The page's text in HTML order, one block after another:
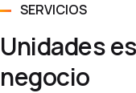
SERVICIOS
Unidades
negocio